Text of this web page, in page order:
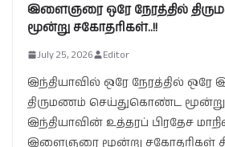
இளைஞரை ஒரே நேரத்தில்
மூன்று சகோதரிகள்..!!
July 25, 2026 Editor
இந்தியாவில் ஒரே நேரத்தில்
திருமணம் செய்துகொண்ட
இந்தியாவின் உத்தரப் பிரதேச
இளைஞரை மூன்று சகோதரிகள்